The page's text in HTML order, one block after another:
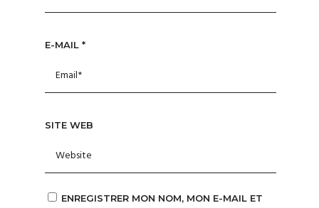
E-MAIL *
SITE WEB
ENREGISTRER MON NOM, MON E-MAIL ET